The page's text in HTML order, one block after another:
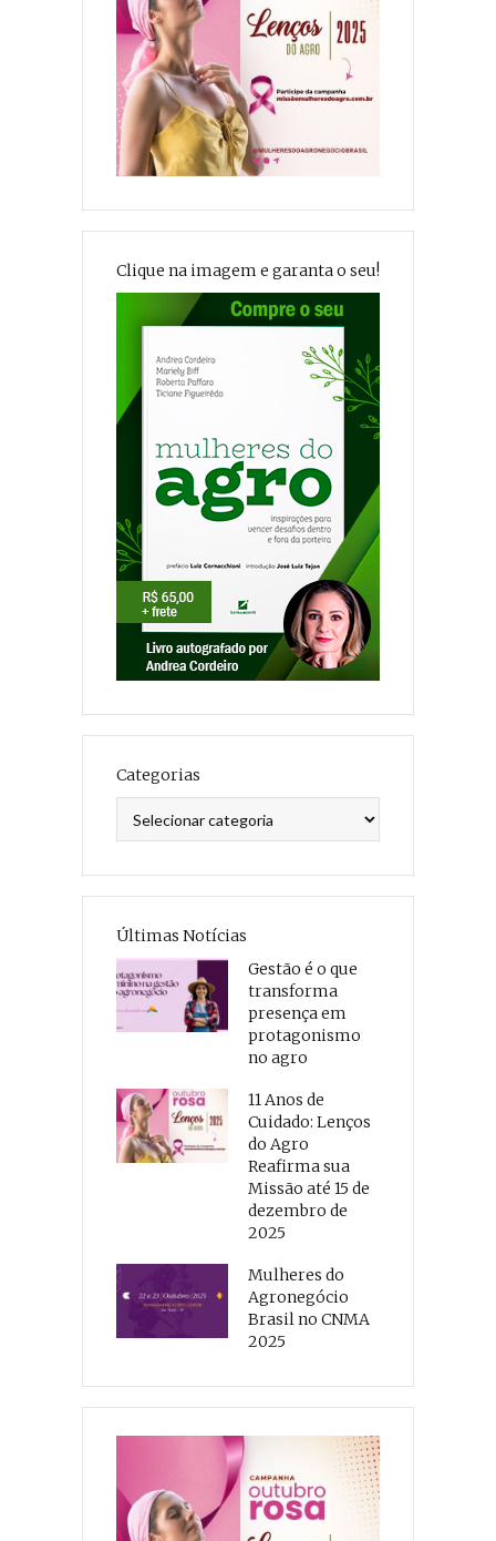
Clique na imagem e garanta o seu!
Categorias
Últimas Notícias
Gestão é o que
transforma
presença em
protagonismo
no agro
11 Anos de
Cuidado: Lenços
do Agro
Reafirma sua
Missão até 15 de
dezembro de
2025
Mulheres do
Agronegócio
Brasil no CNMA
2025